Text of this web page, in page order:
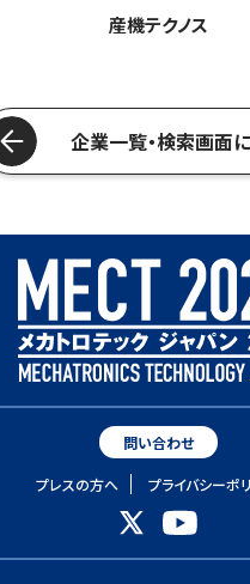
産機テクノス
企業一覧・検索画面
問い合わせ
プレスの方へ プライバシーポ